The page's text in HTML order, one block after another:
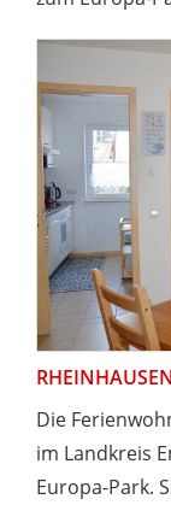
Die
im Landkreis
Europa-Park.